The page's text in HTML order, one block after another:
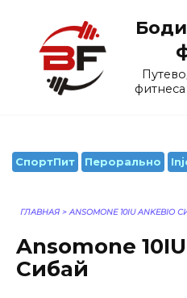
содержанию
СпортПит Перорально
ГЛАВНАЯ > ANSOMONE 10IU ANKEBIO
Ansomone
Сибай